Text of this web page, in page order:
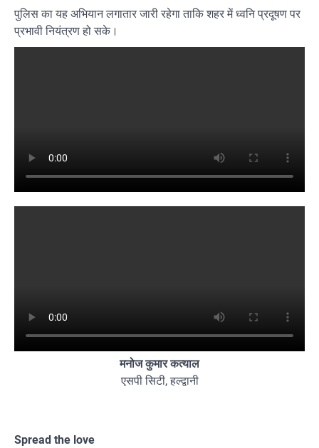
पुलिस का यह अभियान लगातार जारी रहेगा ताकि शहर में ध्वनि प्रदूषण पर
प्रभावी नियंत्रण हो सके।
मनोज कुमार कत्याल
एसपी सिटी, हल्द्वानी
Spread the love